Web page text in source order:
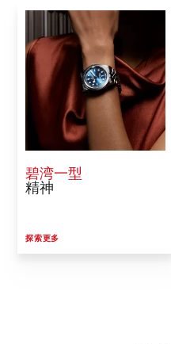
碧湾一型
精神
探索更多